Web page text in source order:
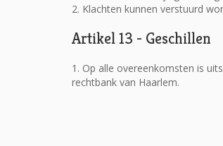
2. Klachten kunnen verstuurd
Artikel 13 - Geschillen
1. Op alle overeenkomsten is
rechtbank van Haarlem.